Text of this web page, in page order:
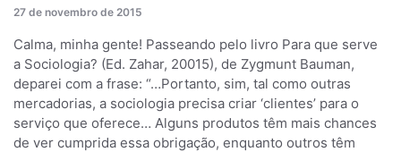
27 de novembro de 2015
Calma, minha gente! Passeando pelo livro Para que serve
a Sociologia? (Ed. Zahar, 20015), de Zygmunt Bauman,
deparei com a frase: “…Portanto, sim, tal como outras
mercadorias, a sociologia precisa criar ‘clientes’ para o
serviço que oferece… Alguns produtos têm mais chances
de ver cumprida essa obrigação, enquanto outros têm